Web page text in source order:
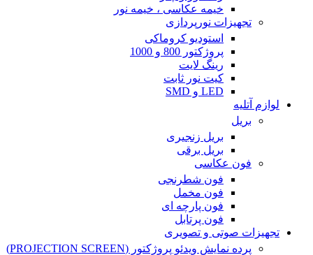
خیمه عکاسی ، خیمه نور
تجهیزات نورپردازی
استودیو کروماکی
پروژکتور 800 و 1000
رینگ لایت
کیت نور ثابت
LED و SMD
لوازم آتلیه
بریل
بریل زنجیری
بریل برقی
فون عکاسی
فون شطرنجی
فون مخمل
فون پارچه ای
فون پرتابل
تجهیزات صوتی و تصویری
پرده نمایش ویدئو پروژکتور (PROJECTION SCREEN)